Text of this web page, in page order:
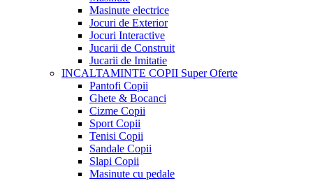
Masinute electrice
Jocuri de Exterior
Jocuri Interactive
Jucarii de Construit
Jucarii de Imitatie
INCALTAMINTE COPII Super Oferte
Pantofi Copii
Ghete & Bocanci
Cizme Copii
Sport Copii
Tenisi Copii
Sandale Copii
Slapi Copii
Masinute cu pedale